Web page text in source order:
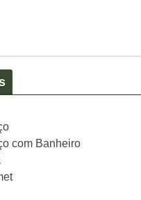
com Banheiro